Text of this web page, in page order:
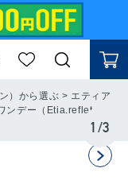
）から選ぶ > エティア
ンデー（Etia.reflet
1/3